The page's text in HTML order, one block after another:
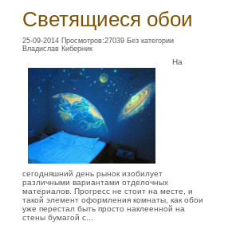
Светящиеся обои
25-09-2014 Просмотров:27039 Без категории
Владислав Киберник
На
сегодняшний день рынок изобилует
различными вариантами отделочных
материалов. Прогресс не стоит на месте, и
такой элемент оформления комнаты, как обои
уже перестал быть просто наклеенной на
стены бумагой с...